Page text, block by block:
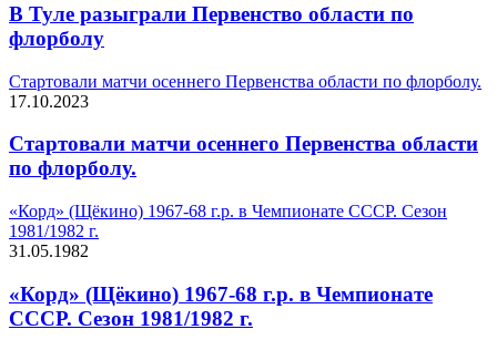
В Туле разыграли Первенство области по
флорболу
Стартовали матчи осеннего Первенства области по флорболу.
17.10.2023
Стартовали матчи осеннего Первенства области
по флорболу.
«Корд» (Щёкино) 1967-68 г.р. в Чемпионате СССР. Сезон
1981/1982 г.
31.05.1982
«Корд» (Щёкино) 1967-68 г.р. в Чемпионате
СССР. Сезон 1981/1982 г.